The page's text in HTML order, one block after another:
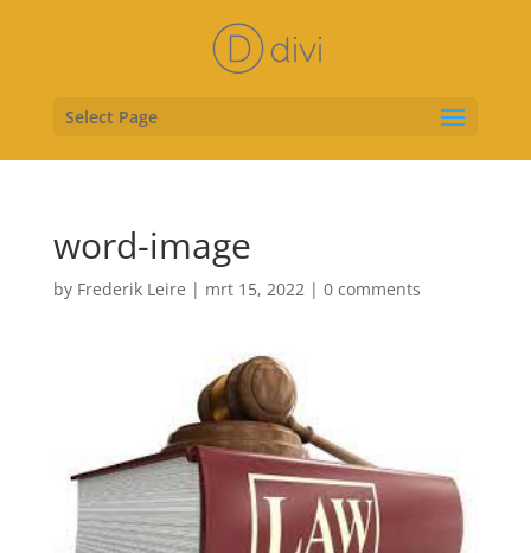
Select Page
word-image
by Frederik Leire | mrt 15, 2022| 0 comments